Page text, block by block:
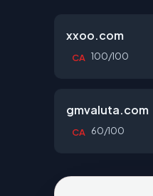
xxoo.com
CA 100/100
gmvaluta.com
CA 60/100